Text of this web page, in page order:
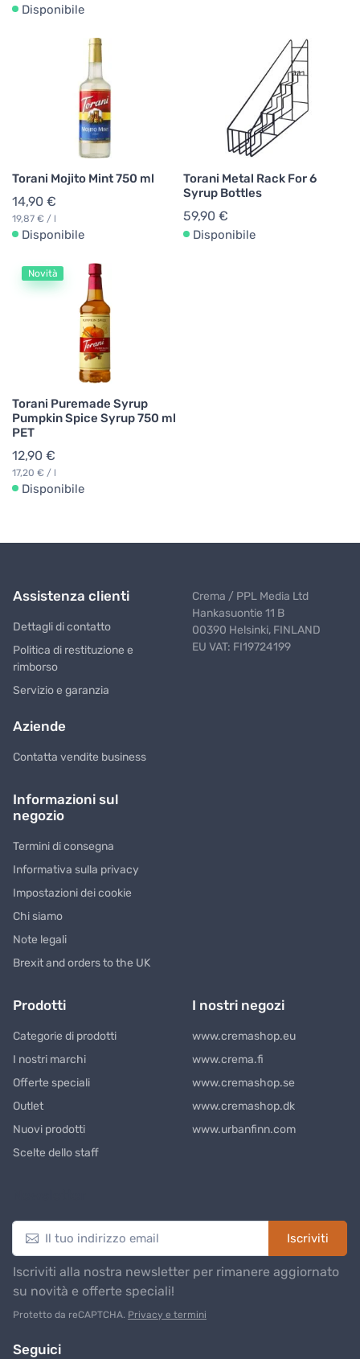
Disponibile
Torani Mojito Mint 750 ml
14,90 €
19,87 € / l
Disponibile
Torani Metal Rack For 6
Syrup Bottles
59,90 €
Disponibile
Novità
Torani Puremade Syrup
Pumpkin Spice Syrup 750 ml
PET
12,90 €
17,20 € / l
Disponibile
Assistenza clienti
Dettagli di contatto
Politica di restituzione e
rimborso
Servizio e garanzia
Aziende
Contatta vendite business
Crema / PPL Media Ltd
Hankasuontie 11 B
00390 Helsinki, FINLAND
EU VAT: FI19724199
Informazioni sul
negozio
Termini di consegna
Informativa sulla privacy
Impostazioni dei cookie
Chi siamo
Note legali
Brexit and orders to the UK
Prodotti
Categorie di prodotti
I nostri marchi
Offerte speciali
Outlet
Nuovi prodotti
Scelte dello staff
I nostri negozi
www.cremashop.eu
www.crema.fi
www.cremashop.se
www.cremashop.dk
www.urbanfinn.com
Iscriviti
Iscriviti alla nostra newsletter per rimanere aggiornato
su novità e offerte speciali!
Protetto da reCAPTCHA. Privacy e termini
Seguici